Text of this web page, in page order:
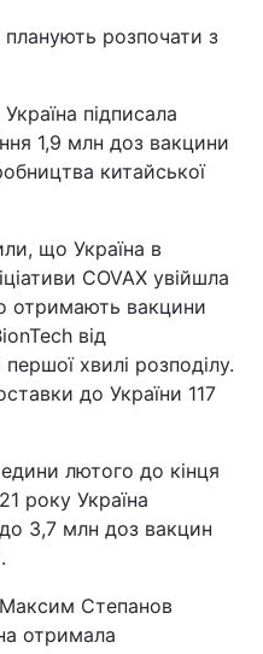
планують розпочати з
підписала
1,9 млн доз вакцини
китайської
що Україна в
COVAX увійшла
отримають вакцини
від
хвилі розподілу.
до України 117
лютого до кінця
року Україна
3,7 млн доз вакцин
Степанов
отримала